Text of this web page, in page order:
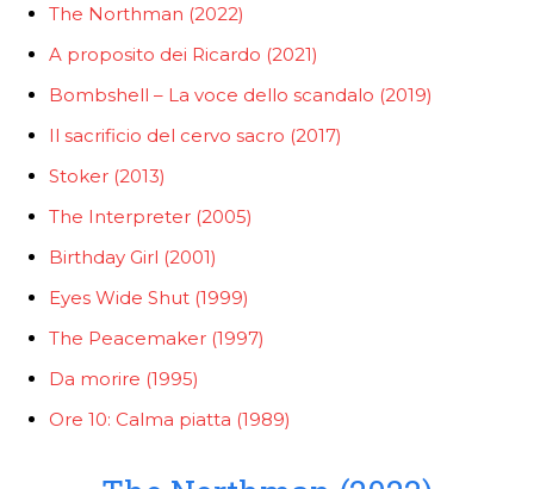
The Northman (2022)
A proposito dei Ricardo (2021)
Bombshell – La voce dello scandalo (2019)
Il sacrificio del cervo sacro (2017)
Stoker (2013)
The Interpreter (2005)
Birthday Girl (2001)
Eyes Wide Shut (1999)
The Peacemaker (1997)
Da morire (1995)
Ore 10: Calma piatta (1989)